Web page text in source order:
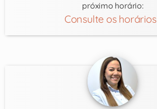
próximo horário:
Consulte os horários